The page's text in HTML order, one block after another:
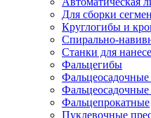
Для сборки
Круглогибы и
Спирально-
Станки для
Фальцегибы
Фальцеосадочные
Фальцепрокатные
Пуклевочные